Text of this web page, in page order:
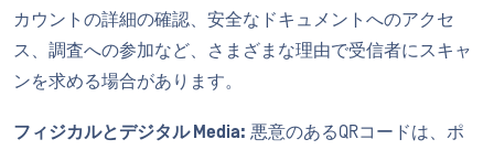
カウントの詳細の確認、安全なドキュメントへのアクセ
ス、調査への参加など、さまざまな理由で受信者にスキャ
ンを求める場合があります。
フィジカルとデジタル Media: 悪意のあるQRコードは、ポ